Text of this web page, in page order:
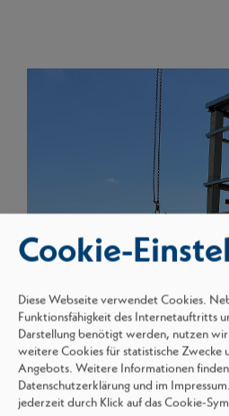
Cookie-
Diese Webseite verwendet Cookies.
Funktionsfähigkeit des Internetauftritts
Darstellung benötigt werden, nutzen
weitere Cookies für statistische Zwecke
Angebots. Weitere Informationen finden
Datenschutzerklärung und im
jederzeit durch Klick auf das Cookie-